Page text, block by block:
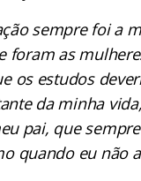
sempre foi a
foram as
os estudos
da minha
pai, que
quando eu não